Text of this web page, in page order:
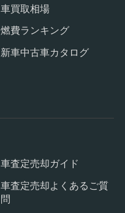
車買取相場
燃費ランキング
新車中古車カタログ
車査定売却ガイド
車査定売却よくあるご質
問